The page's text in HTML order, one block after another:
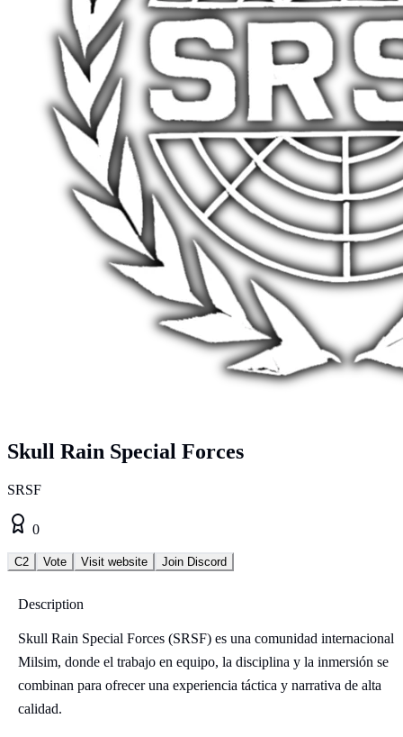
Skull Rain Special Forces
SRSF
0
C2 Vote Visit website Join Discord
Description
Skull Rain Special Forces (SRSF) es una comunidad internacional
Milsim, donde el trabajo en equipo, la disciplina y la inmersión se
combinan para ofrecer una experiencia táctica y narrativa de alta
calidad.